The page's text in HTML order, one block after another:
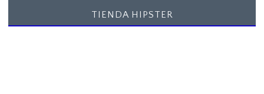
TIENDA HIPSTER